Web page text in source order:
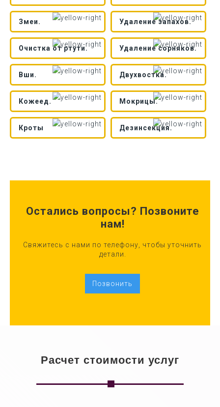
Змеи. Удаление запахов.
Очистка от ртути. Удаление сорняков.
Вши. Двухвостка.
Кожеед. Мокрицы.
Кроты Дезинсекция.
Остались вопросы? Позвоните
нам!
Свяжитесь с нами по телефону, чтобы уточнить
детали.
Позвонить
Расчет стоимости услуг